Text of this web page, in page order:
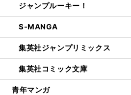
ジャンプルーキー！
S-MANGA
集英社ジャンプリミックス
集英社コミック文庫
青年マンガ